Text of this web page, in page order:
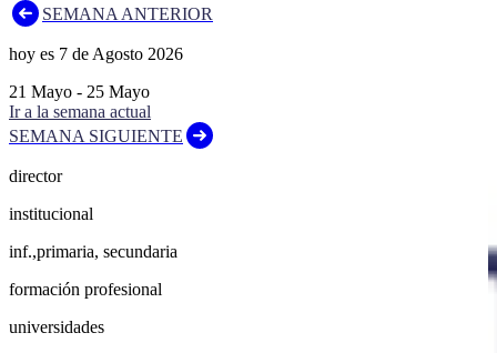
SEMANA ANTERIOR
hoy es 7 de Agosto 2026
21 Mayo - 25 Mayo
Ir a la semana actual
SEMANA SIGUIENTE
director
institucional
inf.,primaria, secundaria
formación profesional
universidades